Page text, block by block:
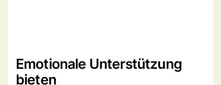
Emotionale Unterstützung
bieten